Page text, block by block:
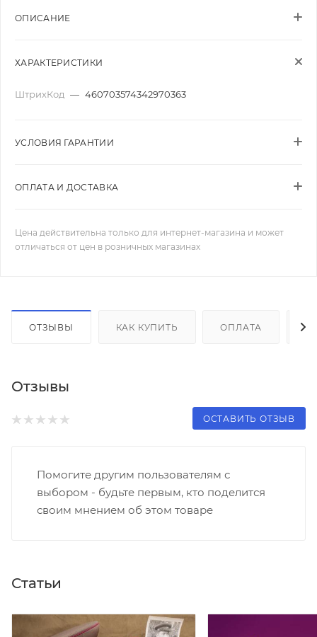
ОПИСАНИЕ
ХАРАКТЕРИСТИКИ
ШтрихКод — 460703574342970363
УСЛОВИЯ ГАРАНТИИ
ОПЛАТА И ДОСТАВКА
Цена действительна только для интернет-магазина и может
отличаться от цен в розничных магазинах
ОТЗЫВЫ КАК КУПИТЬ ОПЛАТА
Отзывы
ОСТАВИТЬ ОТЗЫВ
Помогите другим пользователям с
выбором - будьте первым, кто поделится
своим мнением об этом товаре
Статьи